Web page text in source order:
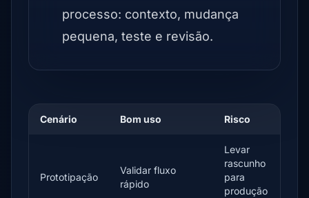
processo: contexto, mudança
pequena, teste e revisão.
Cenário Bom uso Risco
Prototipação
Validar fluxo
rápido
Levar
rascunho
para
produção